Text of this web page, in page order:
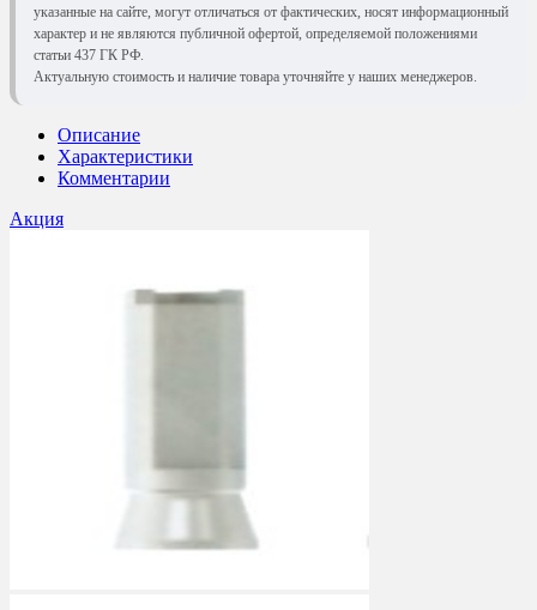
указанные на сайте, могут отличаться от фактических, носят информационный
характер и не являются публичной офертой, определяемой положениями
статьи 437 ГК РФ.
Актуальную стоимость и наличие товара уточняйте у наших менеджеров.
Описание
Характеристики
Комментарии
Акция